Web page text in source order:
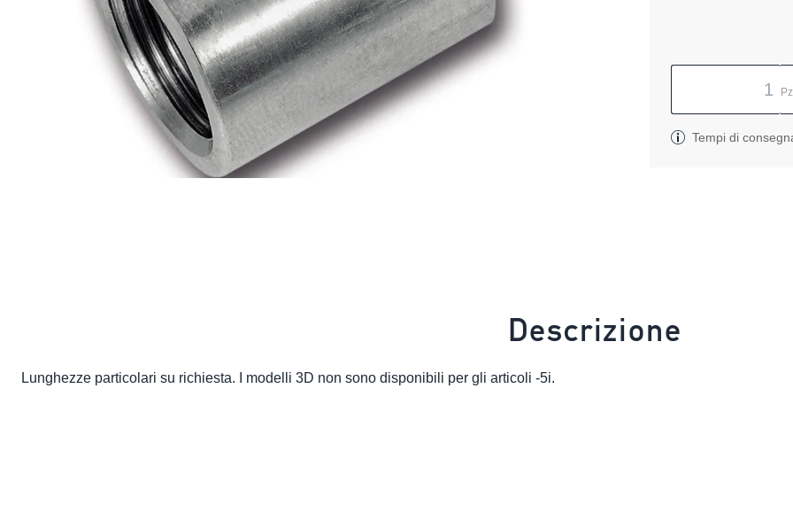
Pz
Tempi di
Descrizione
Lunghezze particolari su richiesta. I modelli 3D non sono disponibili per gli articoli -5i.